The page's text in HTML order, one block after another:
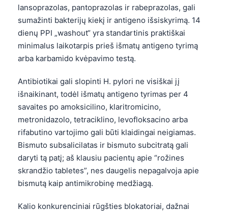
lansoprazolas, pantoprazolas ir rabeprazolas, gali
sumažinti bakterijų kiekį ir antigeno išsiskyrimą. 14
dienų PPI „washout“ yra standartinis praktiškai
minimalus laikotarpis prieš išmatų antigeno tyrimą
arba karbamido kvėpavimo testą.
Antibiotikai gali slopinti H. pylori ne visiškai jį
išnaikinant, todėl išmatų antigeno tyrimas per 4
savaites po amoksicilino, klaritromicino,
metronidazolo, tetraciklino, levofloksacino arba
rifabutino vartojimo gali būti klaidingai neigiamas.
Bismuto subsalicilatas ir bismuto subcitratą gali
daryti tą patį; aš klausiu pacientų apie “rožines
skrandžio tabletes”, nes daugelis nepagalvoja apie
bismutą kaip antimikrobinę medžiagą.
Kalio konkurenciniai rūgšties blokatoriai, dažnai